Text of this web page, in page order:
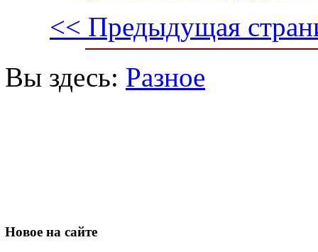
<< Предыдущая
Вы здесь: Разное
Новое на сайте